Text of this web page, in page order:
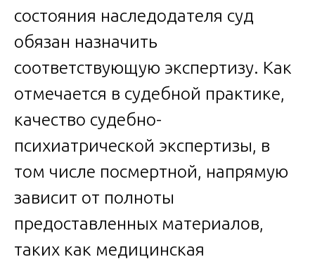
состояния наследодателя суд
обязан назначить
соответствующую экспертизу. Как
отмечается в судебной практике,
качество судебно-
психиатрической экспертизы, в
том числе посмертной, напрямую
зависит от полноты
предоставленных материалов,
таких как медицинская